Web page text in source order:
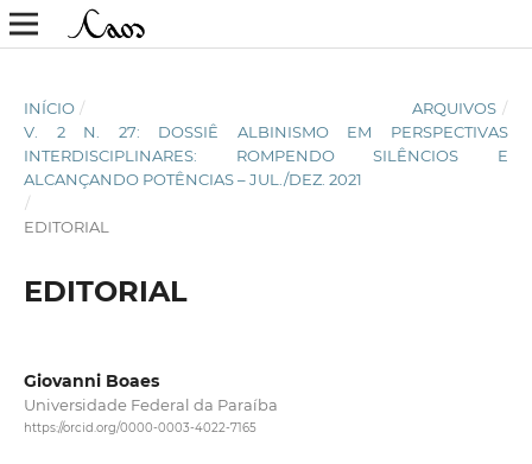
INÍCIO / ARQUIVOS /
V. 2 N. 27: DOSSIÊ ALBINISMO EM PERSPECTIVAS
INTERDISCIPLINARES: ROMPENDO SILÊNCIOS E
ALCANÇANDO POTÊNCIAS – JUL./DEZ. 2021
/
EDITORIAL
EDITORIAL
Giovanni Boaes
Universidade Federal da Paraíba
https://orcid.org/0000-0003-4022-7165